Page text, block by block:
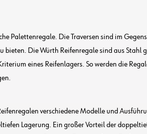
Palettenregale. Die Traversen sind im
bieten. Die Würth Reifenregale sind aus Stahl
eines Reifenlagers. So werden die
verschiedene Modelle und
Lagerung. Ein großer Vorteil der